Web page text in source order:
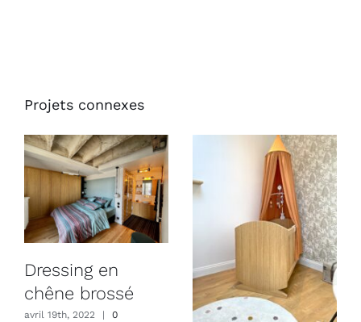
Projets connexes
Dressing en
chêne brossé
avril 19th, 2022 |
0